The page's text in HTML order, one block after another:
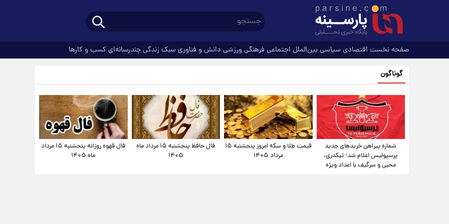
صفحه نخست اقتصادی سیاسی بین‌الملل اجتماعی فرهنگیورزشی دانش و فناوری سبک زندگیچندرسانه‌ای کسب و کارها
گوناگون
شماره پیراهن خریدهای جدید
پرسپولیس اعلام شد؛ تیکدری،
محبی و سرگیف با اعداد ویژه
قیمت طلا و سکه امروز پنجشنبه ۱۵
مرداد ۱۴۰۵
فال حافظ پنجشنبه ۱۵ مرداد ماه
۱۴۰۵
فال قهوه روزانه پنجشنبه ۱۵ مرداد
ماه ۱۴۰۵